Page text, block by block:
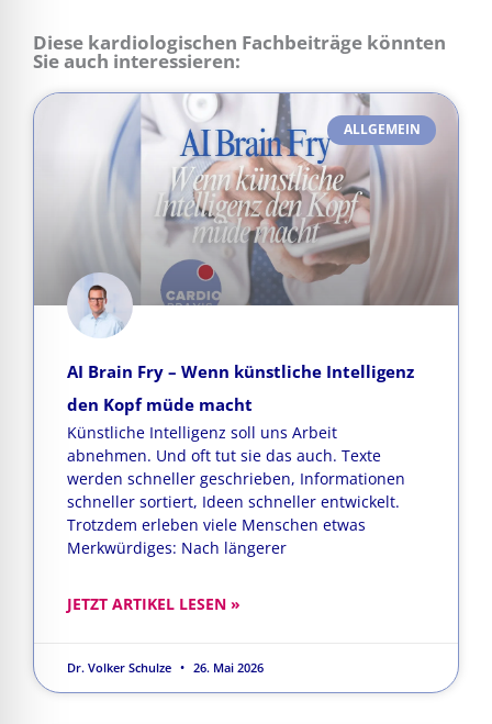
Diese kardiologischen Fachbeiträge könnten
Sie auch interessieren:
ALLGEMEIN
AI Brain Fry – Wenn künstliche Intelligenz
den Kopf müde macht
Künstliche Intelligenz soll uns Arbeit
abnehmen. Und oft tut sie das auch. Texte
werden schneller geschrieben, Informationen
schneller sortiert, Ideen schneller entwickelt.
Trotzdem erleben viele Menschen etwas
Merkwürdiges: Nach längerer
JETZT ARTIKEL LESEN »
Dr. Volker Schulze 26. Mai 2026